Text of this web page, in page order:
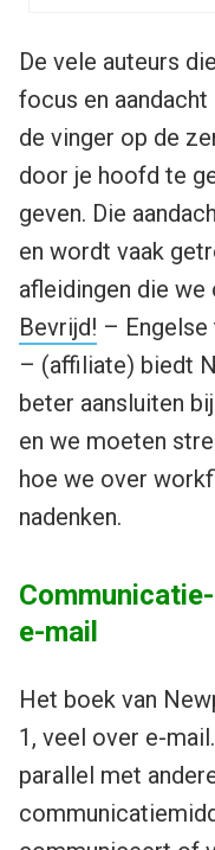
De vele auteurs
focus en
de vinger op de
door je hoofd te
geven. Die
en wordt vaak
afleidingen die we
Bevrijd! –
– (affiliate) biedt
beter aansluiten
en we moeten
hoe we over
nadenken.
e-mail
Het boek van
1, veel over e-
parallel met